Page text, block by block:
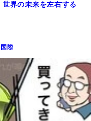
世界の未来を左右する
際